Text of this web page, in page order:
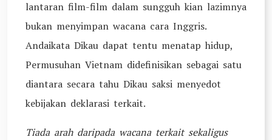
lantaran film-film dalam sungguh kian lazimnya
bukan menyimpan wacana cara Inggris.
Andaikata Dikau dapat tentu menatap hidup,
Permusuhan Vietnam didefinisikan sebagai satu
diantara secara tahu Dikau saksi menyedot
kebijakan deklarasi terkait.
Tiada arah daripada wacana terkait sekaligus